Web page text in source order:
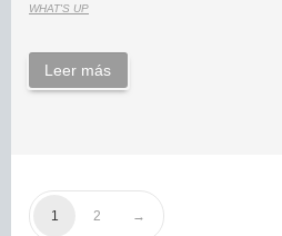
WHAT'S UP
Leer más
1 2